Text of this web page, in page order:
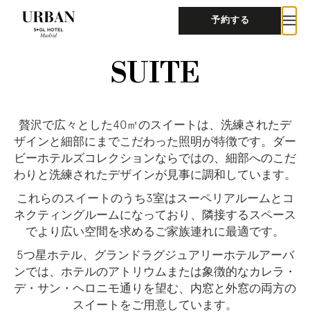
予約する
SUITE
贅沢で広々とした40㎡のスイートは、洗練されたデ
ザインと細部にまでこだわった照明が特徴です。ダー
ビーホテルズコレクションならではの、細部へのこだ
わりと洗練されたデザインが見事に調和しています。
これらのスイートのうち3室はスーペリアルームとコ
ネクティングルームになっており、隣接するスペース
でより広い空間を求めるご家族連れに最適です。
5つ星ホテル、グランドラグジュアリーホテルアーバ
ンでは、ホテルのアトリウムまたは象徴的なカレラ・
デ・サン・ヘロニモ通りを望む、内窓と外窓の両方の
スイートをご用意しています。